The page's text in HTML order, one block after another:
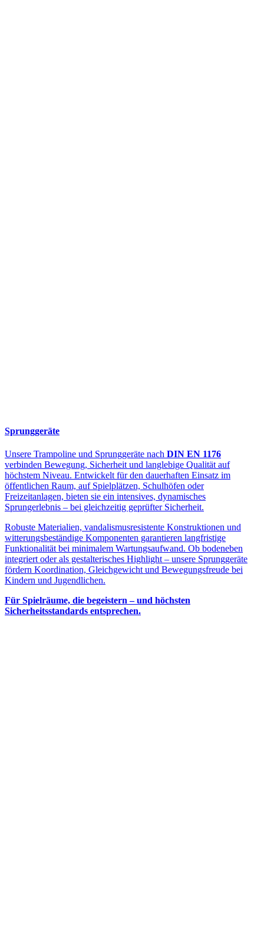
Sprunggeräte
Unsere Trampoline und Sprunggeräte nach DIN EN 1176
verbinden Bewegung, Sicherheit und langlebige Qualität auf
höchstem Niveau. Entwickelt für den dauerhaften Einsatz im
öffentlichen Raum, auf Spielplätzen, Schulhöfen oder
Freizeitanlagen, bieten sie ein intensives, dynamisches
Sprungerlebnis – bei gleichzeitig geprüfter Sicherheit.
Robuste Materialien, vandalismusresistente Konstruktionen und
witterungsbeständige Komponenten garantieren langfristige
Funktionalität bei minimalem Wartungsaufwand. Ob bodeneben
integriert oder als gestalterisches Highlight – unsere Sprunggeräte
fördern Koordination, Gleichgewicht und Bewegungsfreude bei
Kindern und Jugendlichen.
Für Spielräume, die begeistern – und höchsten
Sicherheitsstandards entsprechen.